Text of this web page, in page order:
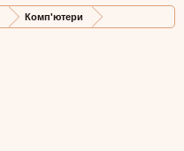
Комп'ютери